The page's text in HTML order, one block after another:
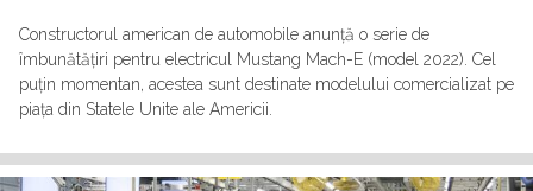
Constructorul american de automobile anunță o serie de
îmbunătățiri pentru electricul Mustang Mach-E (model 2022). Cel
puțin momentan, acestea sunt destinate modelului comercializat pe
piața din Statele Unite ale Americii.